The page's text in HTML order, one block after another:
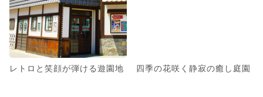
レトロと笑顔が弾ける遊園地 四季の花咲く静寂の癒し庭園